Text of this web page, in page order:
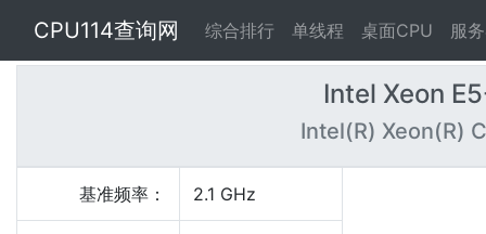
CPU114查询网 综合排行 单线程 桌面CPU 服
Intel Xeon
Intel(R) Xeon(R)
基准频率： 2.1 GHz